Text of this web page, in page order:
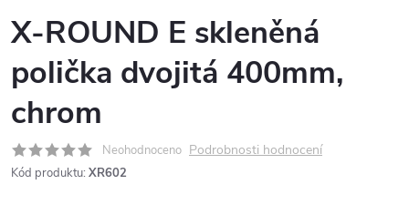
X-ROUND E skleněná
polička dvojitá 400mm,
chrom
Neohodnoceno Podrobnosti hodnocení
Kód produktu: XR602